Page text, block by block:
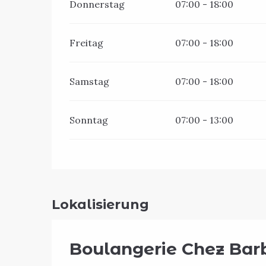
Donnerstag 07:00 - 18:00
Freitag 07:00 - 18:00
Samstag 07:00 - 18:00
Sonntag 07:00 - 13:00
Lokalisierung
Boulangerie Chez